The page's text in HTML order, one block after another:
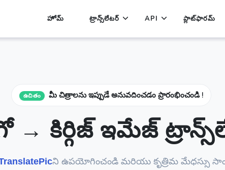
హోమ్ ట్రాన్స్‌లేటర్ API ప్లాట్‌ఫారమ్
ఉచితం మీ చిత్రాలను ఇప్పుడే అనువదించడం ప్రారంభించండి !
→ కిర్గిజ్ ఇమేజ్
ని ఉపయోగించండి మరియు కృత్రిమ మేధస్సు